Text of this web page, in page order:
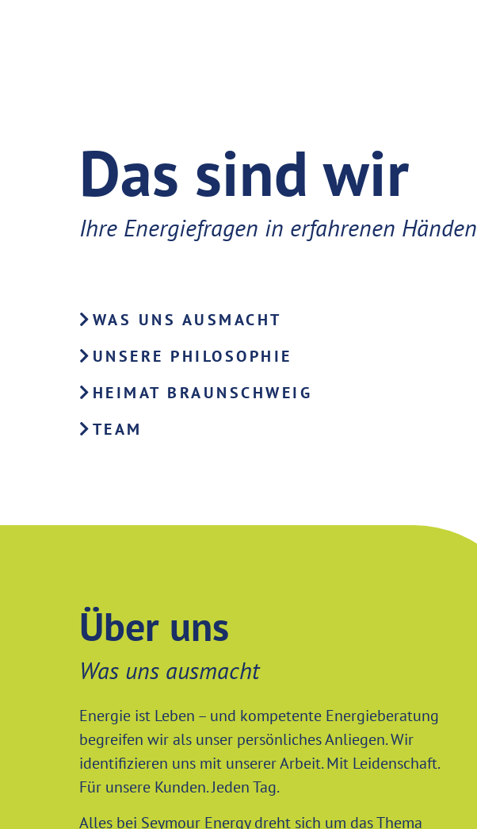
Das sind wir
Ihre Energiefragen in erfahrenen Händen
WAS UNS AUSMACHT
UNSERE PHILOSOPHIE
HEIMAT BRAUNSCHWEIG
TEAM
Über uns
Was uns ausmacht
Energie ist Leben – und kompetente Energieberatung
begreifen wir als unser persönliches Anliegen. Wir
identifizieren uns mit unserer Arbeit. Mit Leidenschaft.
Für unsere Kunden. Jeden Tag.
Alles bei Seymour Energy dreht sich um das Thema